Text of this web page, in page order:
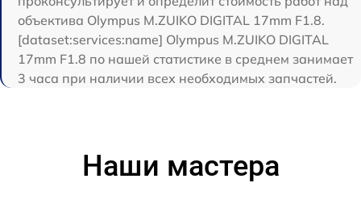
объектива Olympus M.ZUIKO DIGITAL 17mm F1.8.
[dataset:services:name] Olympus M.ZUIKO DIGITAL
17mm F1.8 по нашей статистике в среднем занимает
3 часа при наличии всех необходимых запчастей.
Наши мастера